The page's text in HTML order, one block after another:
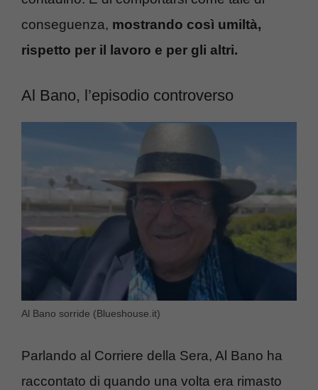
conseguenza, mostrando così umiltà,
rispetto per il lavoro e per gli altri.
Al Bano, l’episodio controverso
Al Bano sorride (Blueshouse.it)
Parlando al Corriere della Sera, Al Bano ha
raccontato di quando una volta era rimasto